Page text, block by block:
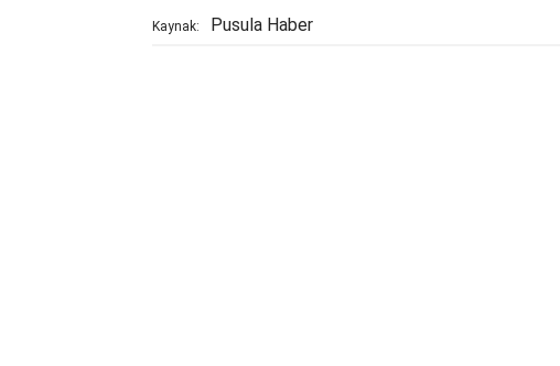
Kaynak: Pusula Haber